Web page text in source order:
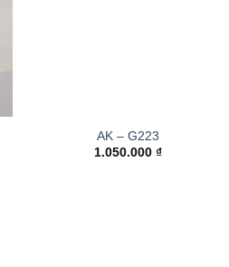
AK – G223
1.050.000 ₫